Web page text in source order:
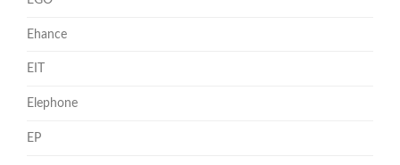
Ehance
EIT
Elephone
EP